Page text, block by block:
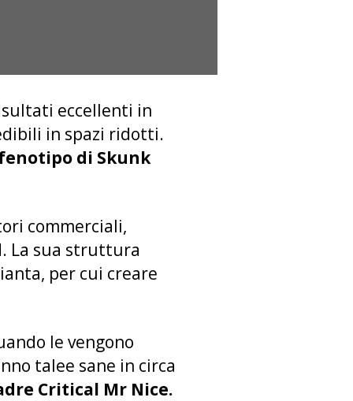
eccellenti in
in spazi ridotti.
di Skunk
commerciali,
La sua struttura
per cui creare
le vengono
talee sane in circa
Critical Mr Nice.